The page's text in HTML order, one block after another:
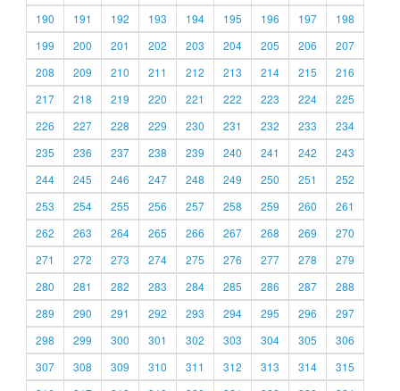
190
191 192 193 194 195 196 197
198
199
200 201 202 203 204 205 206
207
208
209 210 211 212 213 214 215
216
217
218 219 220 221 222 223 224
225
226
227 228 229 230 231 232 233
234
235
236 237 238 239 240 241 242
243
244
245 246 247 248 249 250 251
252
253
254 255 256 257 258 259 260
261
262
263 264 265 266 267 268 269
270
271
272 273 274 275 276 277 278
279
280
281 282 283 284 285 286 287
288
289
290 291 292 293 294 295 296
297
298
299 300 301 302 303 304 305
306
307
308 309 310 311 312 313 314
315